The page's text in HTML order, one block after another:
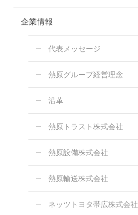
企業情報
代表メッセージ
熱原グループ経営理念
沿革
熱原トラスト株式会社
熱原設備株式会社
熱原輸送株式会社
ネッツトヨタ帯広株式会社